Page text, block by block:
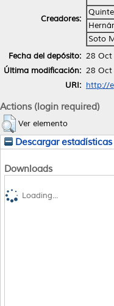
Creadores:
Soto
Fecha del depósito: 28 Oct
Última modificación: 28 Oct
URI: http://
Actions (login required)
Ver elemento
Descargar estadísticas
Downloads
Loading...